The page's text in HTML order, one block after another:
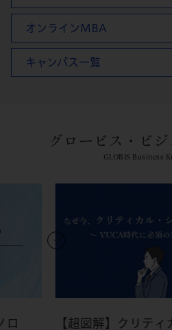
オンラインMBA
キャンパス一覧
グロービス・ビ
GLOBIS Business
ロ
【超図解】クリティ